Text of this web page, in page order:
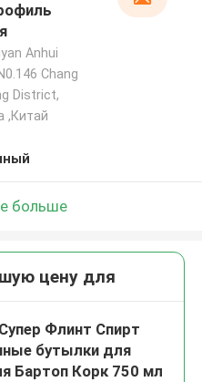
Anhui
Chang
District,
,Китай
больше
цену для
Флинт Спирт
бутылки для
Бартоп Корк 750 мл